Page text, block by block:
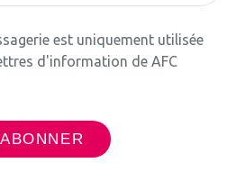
est uniquement utilisée
d'information de AFC